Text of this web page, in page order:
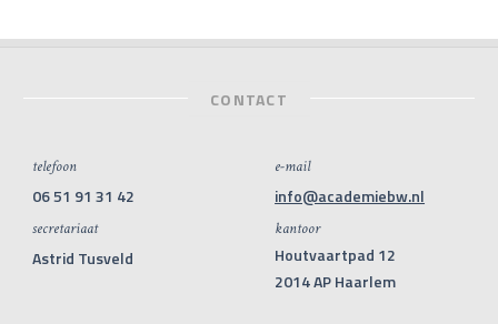
CONTACT
telefoon
06 51 91 31 42
secretariaat
Astrid Tusveld
e-mail
info@academiebw.nl
kantoor
Houtvaartpad 12
2014 AP Haarlem